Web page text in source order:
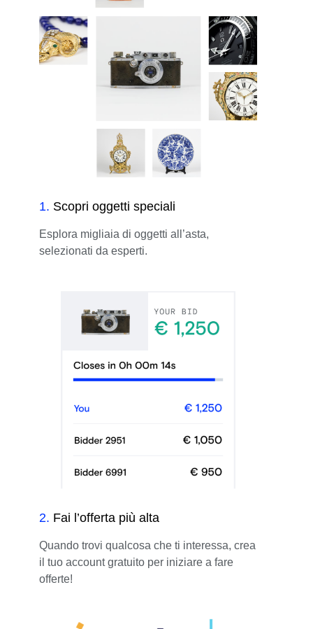
1. Scopri oggetti speciali
Esplora migliaia di oggetti all’asta,
selezionati da esperti.
2. Fai l’offerta più alta
Quando trovi qualcosa che ti interessa, crea
il tuo account gratuito per iniziare a fare
offerte!